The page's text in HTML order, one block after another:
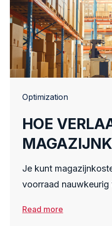
Optimization
HOE
Je kunt
voorraad
overvoorraad
Read more